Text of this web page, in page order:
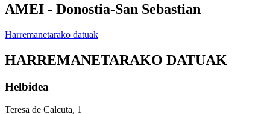
AMEI - Donostia-San Sebastian
Harremanetarako datuak
HARREMANETARAKO DATUAK
Helbidea
Teresa de Calcuta, 1